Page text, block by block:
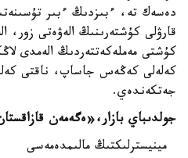
دەسەك تە، ءبىزدىڭ ءبىر
قارۋلى كۇشتەرىنىڭ الەۋەتى زور،
كۇشتى مەملەكەتتەردىڭ الەمدى
كەلەلى كەڭەس جاساپ، ناقتى
جەتكەندەي.
جولدىباي بازار،«ەگەمەن
مينيسترلىكتىڭ مالىمدەمەسى